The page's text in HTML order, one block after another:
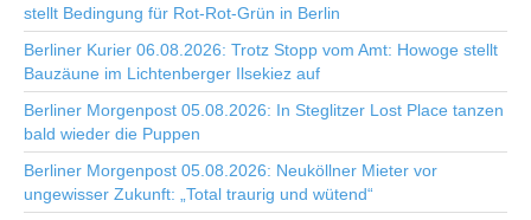
stellt Bedingung für Rot-Rot-Grün in Berlin
Berliner Kurier 06.08.2026: Trotz Stopp vom Amt: Howoge stellt
Bauzäune im Lichtenberger Ilsekiez auf
Berliner Morgenpost 05.08.2026: In Steglitzer Lost Place tanzen
bald wieder die Puppen
Berliner Morgenpost 05.08.2026: Neuköllner Mieter vor
ungewisser Zukunft: „Total traurig und wütend“